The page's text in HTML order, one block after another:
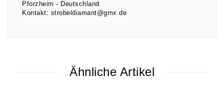
Pforzheim
Deutschland
Kontakt: strobeldiamant@gmx.de
Ähnliche Artikel